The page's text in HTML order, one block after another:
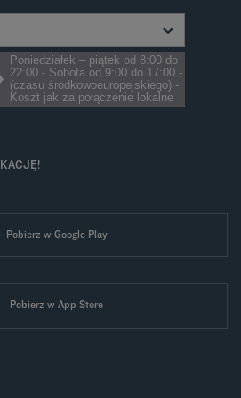
Poniedziałek – piątek od 8:00 do
22:00 - Sobota od 9:00 do 17:00 -
(czasu środkowoeuropejskiego) -
Koszt jak za połączenie lokalne
Pobierz w Google Play
Pobierz w App Store